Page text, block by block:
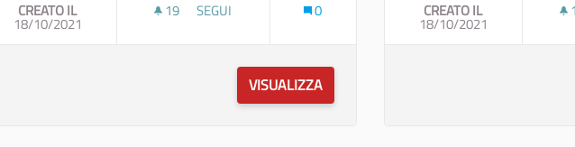
CREATO IL
18/10/2021
19 19 SOSTENITORI
SEGUI
TAPPA PERCORSO DI PARTECIPAZIONE - GALATINA (LE)
0
VISUALIZZA
CREATO IL
18/10/2021